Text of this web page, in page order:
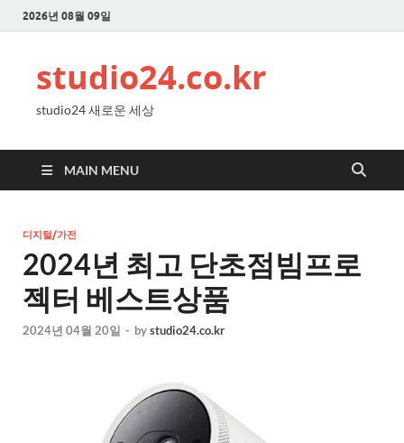
2026년 08월 09일
studio24.co.kr
studio24 새로운 세상
MAIN MENU
디지털/가전
2024년 최고 단초점빔프로
젝터 베스트상품
2024년 04월 20일 - bystudio24.co.kr